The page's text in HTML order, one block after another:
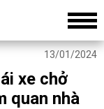
13/01/2024
xe chở
quan nhà